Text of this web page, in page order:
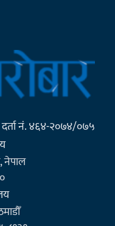
नं. ४६४-२०७४/०७५
नेपाल